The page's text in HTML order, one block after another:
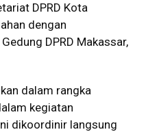
DPRD Kota
dengan
DPRD Makassar,
dalam rangka
kegiatan
dikoordinir langsung